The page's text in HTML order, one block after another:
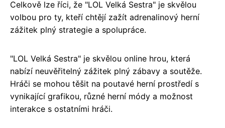
Celkově lze říci, že "LOL Velká Sestra" je skvělou
volbou pro ty, kteří chtějí zažít adrenalinový herní
zážitek plný strategie a spolupráce.
"LOL Velká Sestra" je skvělou online hrou, která
nabízí neuvěřitelný zážitek plný zábavy a soutěže.
Hráči se mohou těšit na poutavé herní prostředí s
vynikající grafikou, různé herní módy a možnost
interakce s ostatními hráči.